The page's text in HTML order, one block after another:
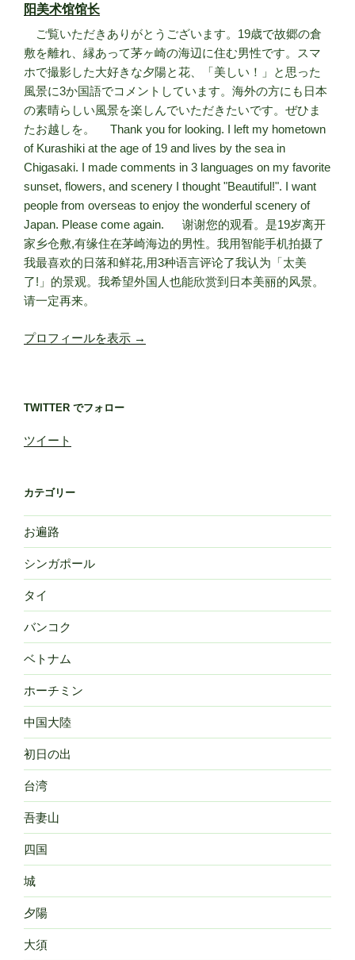
阳美术馆馆长
ご覧いただきありがとうございます。19歳で故郷の倉
敷を離れ、縁あって茅ヶ崎の海辺に住む男性です。スマ
ホで撮影した大好きな夕陽と花、「美しい！」と思った
風景に3か国語でコメントしています。海外の方にも日本
の素晴らしい風景を楽しんでいただきたいです。ぜひま
たお越しを。 Thank you for looking. I left my hometown
of Kurashiki at the age of 19 and lives by the sea in
Chigasaki. I made comments in 3 languages on my favorite
sunset, flowers, and scenery I thought "Beautiful!". I want
people from overseas to enjoy the wonderful scenery of
Japan. Please come again. 谢谢您的观看。是19岁离开
家乡仓敷,有缘住在茅崎海边的男性。我用智能手机拍摄了
我最喜欢的日落和鲜花,用3种语言评论了我认为「太美
了!」的景观。我希望外国人也能欣赏到日本美丽的风景。
请一定再来。
プロフィールを表示 →
TWITTER でフォロー
ツイート
カテゴリー
お遍路
シンガポール
タイ
バンコク
ベトナム
ホーチミン
中国大陸
初日の出
台湾
吾妻山
四国
城
夕陽
大須